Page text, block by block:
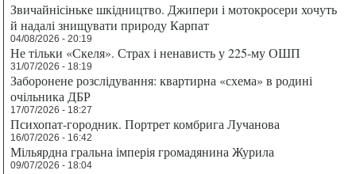
Звичайнісіньке шкідництво. Джипери і мотокросери хочуть
й надалі знищувати природу Карпат
04/08/2026 - 20:19
Не тільки «Скеля». Страх і ненависть у 225-му ОШП
31/07/2026 - 18:19
Заборонене розслідування: квартирна «схема» в родині
очільника ДБР
17/07/2026 - 18:27
Психопат-городник. Портрет комбрига Лучанова
16/07/2026 - 16:42
Мільярдна гральна імперія громадянина Журила
09/07/2026 - 18:04